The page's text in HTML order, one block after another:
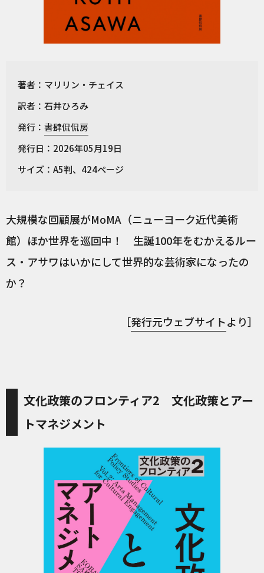
著者：マリリン・チェイス
訳者：石井ひろみ
発行： 書肆侃侃房
発行日：2026年05月19日
サイズ：A5判、424ページ
大規模な回顧展がMoMA（ニューヨーク近代美術
館）ほか世界を巡回中！ 生誕100年をむかえるルー
ス・アサワはいかにして世界的な芸術家になったの
か？
［発行元ウェブサイトより］
文化政策のフロンティア2 文化政策とアー
トマネジメント